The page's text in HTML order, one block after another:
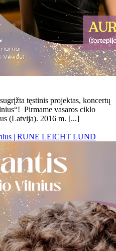
tęstinis projektas, koncertų
Pirmame vasaros ciklo
(Latvija). 2016 m. [...]
| RUNE LEICHT LUND